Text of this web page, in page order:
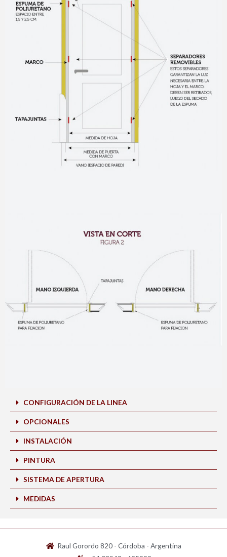
CONFIGURACIÓN DE LA LINEA
OPCIONALES
INSTALACIÓN
PINTURA
SISTEMA DE APERTURA
MEDIDAS
Raul Gorordo 820 - Córdoba - Argentina